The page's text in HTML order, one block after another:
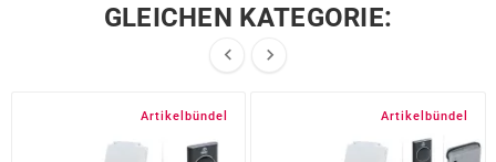
GLEICHEN KATEGORIE:
 
Artikelbündel Artikelbündel